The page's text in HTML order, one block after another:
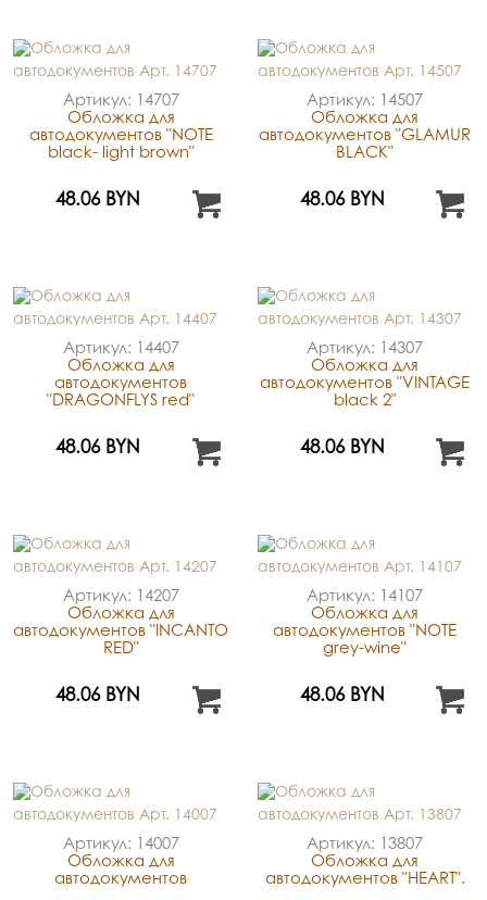
Артикул: 14707
Обложка для
автодокументов "NOTE
black- light brown"
48.06 BYN
Артикул: 14507
Обложка для
автодокументов "GLAMUR
BLACK"
48.06 BYN
Артикул: 14407
Обложка для
автодокументов
"DRAGONFLYS red"
48.06 BYN
Артикул: 14307
Обложка для
автодокументов "VINTAGE
black 2"
48.06 BYN
Артикул: 14207
Обложка для
автодокументов "INCANTO
RED"
48.06 BYN
Артикул: 14107
Обложка для
автодокументов "NOTE
grey-wine"
48.06 BYN
Артикул: 14007
Обложка для
автодокументов
Артикул: 13807
Обложка для
автодокументов "HEART".